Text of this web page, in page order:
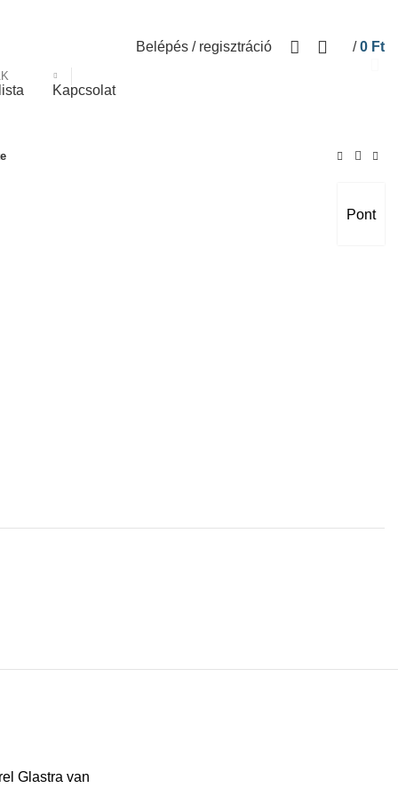
Belépés / regisztráció / 0 Ft
Kapcsolat
Pont
Glastra van